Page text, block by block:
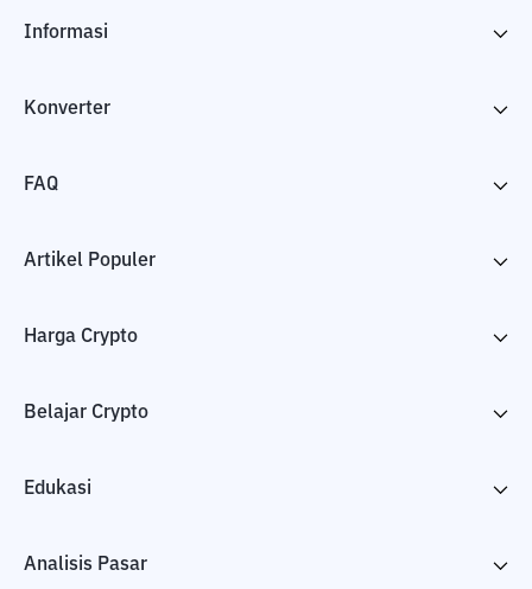
Informasi
Konverter
FAQ
Artikel Populer
Harga Crypto
Belajar Crypto
Edukasi
Analisis Pasar